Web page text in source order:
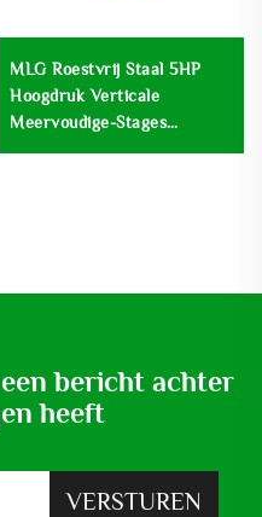
MLG Roestvrij Staal 5HP
Hoogdruk Verticale
Meervoudige-Stages
Versterkpomp Centrifugaal
bericht achter
heeft
VERSTUREN